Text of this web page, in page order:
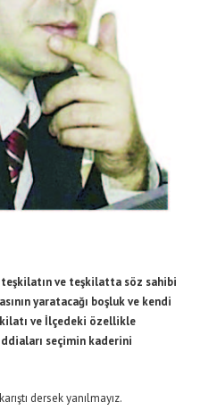
teşkilatın ve teşkilatta söz sahibi
yaratacağı boşluk ve kendi
ve İlçedeki özellikle
seçimin kaderini
dersek yanılmayız.